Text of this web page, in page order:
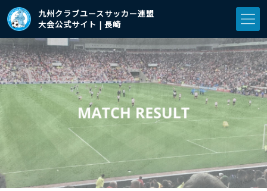
九州クラブユースサッカー連盟
大会公式サイト | 長崎